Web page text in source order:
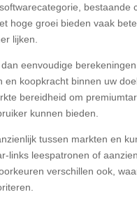
hoge groei bieden vaak
lijken.
eenvoudige
koopkracht binnen uw
bereidheid om
kunnen bieden.
tussen markten en
links leespatronen of
verschillen ook,